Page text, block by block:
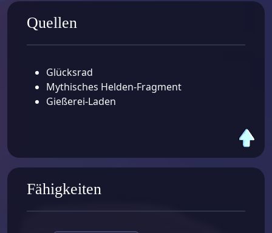
Quellen
Glücksrad
Mythisches Helden-Fragment
Gießerei-Laden
Fähigkeiten